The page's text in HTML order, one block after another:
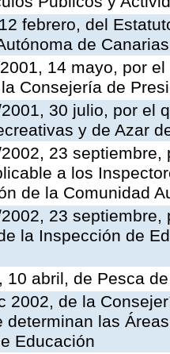
febrero, del
de Canarias
14 mayo, por
Consejería de
30 julio, por el
y de Azar
23
a los
de la Comunidad
23
la Inspección de
10 abril, de Pesca
2002, de la
determinan las
Educación